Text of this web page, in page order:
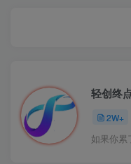
轻创终
2W+
如果你累